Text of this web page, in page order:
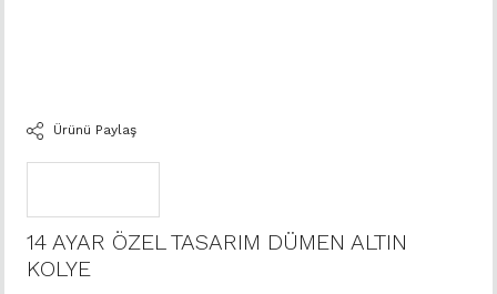
Ürünü Paylaş
14 AYAR ÖZEL TASARIM DÜMEN ALTIN
KOLYE